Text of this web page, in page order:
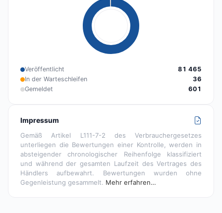
Veröffentlicht
81 465
In der Warteschleifen
36
Gemeldet
601
Impressum
Gemäß Artikel L111-7-2 des Verbrauchergesetzes
unterliegen die Bewertungen einer Kontrolle, werden in
absteigender chronologischer Reihenfolge klassifiziert
und während der gesamten Laufzeit des Vertrages des
Händlers aufbewahrt. Bewertungen wurden ohne
Gegenleistung gesammelt. Mehr erfahren…